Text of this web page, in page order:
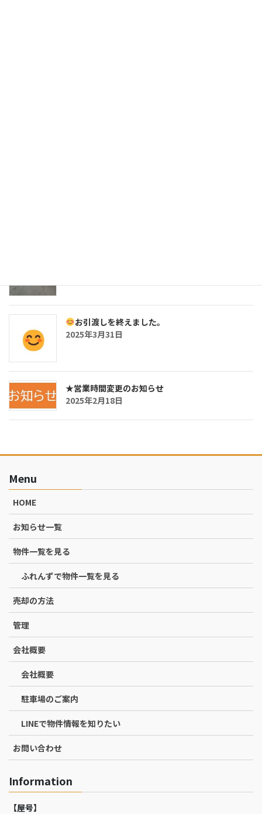
お引渡しを終えました。
2025年3月31日
★営業時間変更のお知らせ
2025年2月18日
Menu
HOME
お知らせ一覧
物件一覧を見る
ふれんずで物件一覧を見る
売却の方法
管理
会社概要
会社概要
駐車場のご案内
LINEで物件情報を知りたい
お問い合わせ
Information
【屋号】